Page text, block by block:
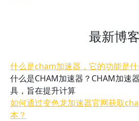
最新博客
什么是cham加速器，它的功能是什
什么是CHAM加速器？CHAM加速
具，旨在提升计算
如何通过变色龙加速器官网获取
本？